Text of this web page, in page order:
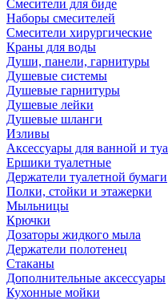
Смесители для биде
Наборы смесителей
Смесители хирургические
Краны для воды
Души, панели, гарнитуры
Душевые системы
Душевые гарнитуры
Душевые лейки
Душевые шланги
Изливы
Аксессуары для ванной и
Ершики туалетные
Держатели туалетной бумаги
Полки, стойки и этажерки
Мыльницы
Крючки
Дозаторы жидкого мыла
Держатели полотенец
Стаканы
Дополнительные аксессуары
Кухонные мойки